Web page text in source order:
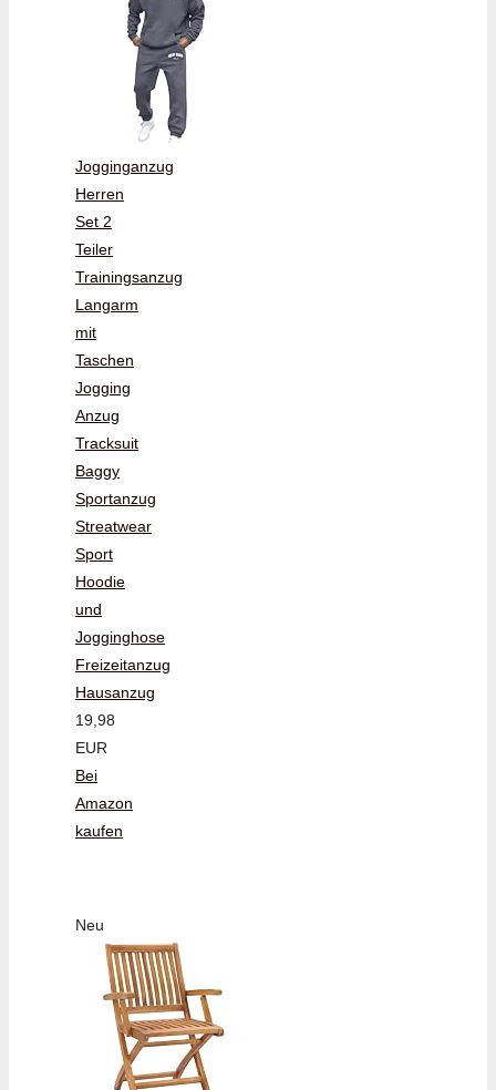
Jogginganzug
Herren
Set 2
Teiler
Trainingsanzug
Langarm
mit
Taschen
Jogging
Anzug
Tracksuit
Baggy
Sportanzug
Streatwear
Sport
Hoodie
und
Jogginghose
Freizeitanzug
Hausanzug
19,98
EUR
Bei
Amazon
kaufen
Neu